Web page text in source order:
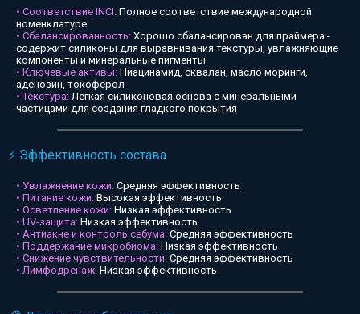
• Соответствие INCI: Полное соответствие международной
номенклатуре
• Сбалансированность: Хорошо сбалансирован для праймера -
содержит силиконы для выравнивания текстуры, увлажняющие
компоненты и минеральные пигменты
• Ключевые активы: Ниацинамид, сквалан, масло моринги,
аденозин, токоферол
• Текстура:Легкая силиконовая основа с минеральными
частицами для создания гладкого покрытия
⚡ Эффективность состава
• Увлажнение кожи: Средняя эффективность
• Питание кожи: Высокая эффективность
• Осветление кожи: Низкая эффективность
• UV-защита: Низкая эффективность
• Антиакне и контроль себума: Средняя эффективность
• Поддержание микробиома: Низкая эффективность
• Снижение чувствительности: Средняя эффективность
• Лимфодренаж: Низкая эффективность